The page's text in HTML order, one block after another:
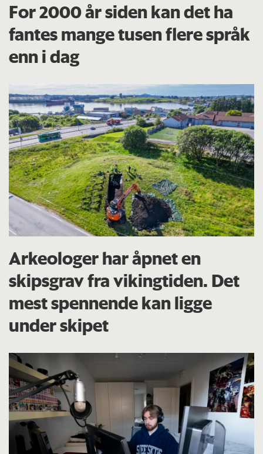
For 2000 år siden kan det ha
fantes mange tusen flere språk
enn i dag
Arkeologer har åpnet en
skipsgrav fra vikingtiden. Det
mest spennende kan ligge
under skipet